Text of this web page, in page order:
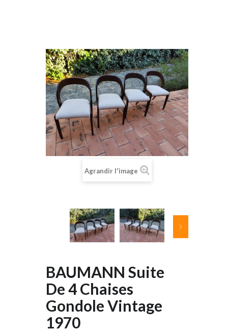
Agrandir l'image
BAUMANN Suite
De 4 Chaises
Gondole Vintage
1970